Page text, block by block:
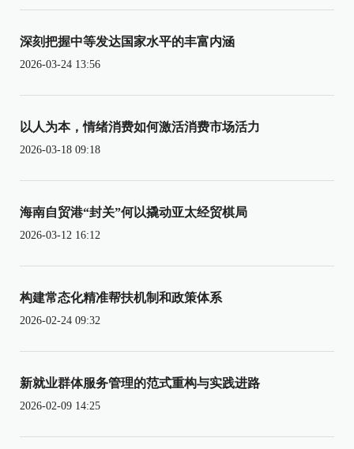
深刻把握中等发达国家水平的丰富内涵
2026-03-24 13:56
以人为本，情绪消费如何激活消费市场活力
2026-03-18 09:18
海南自贸港“封关”何以撬动亚太经贸棋局
2026-03-12 16:12
构建常态化精准帮扶机制和政策体系
2026-02-24 09:32
新就业群体服务管理的范式重构与实践进路
2026-02-09 14:25